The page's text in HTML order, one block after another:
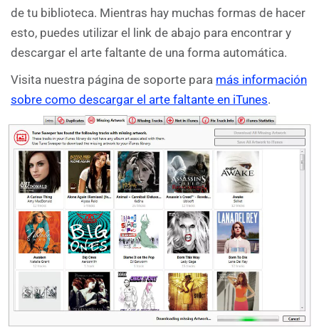
de tu biblioteca. Mientras hay muchas formas de hacer
esto, puedes utilizar el link de abajo para encontrar y
descargar el arte faltante de una forma automática.
Visita nuestra página de soporte para más información
sobre como descargar el arte faltante en iTunes.